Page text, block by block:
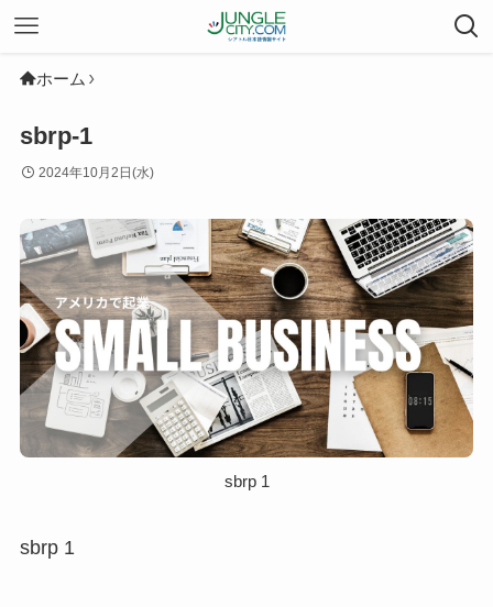
ホーム
sbrp-1
2024年10月2日(水)
sbrp 1
sbrp 1